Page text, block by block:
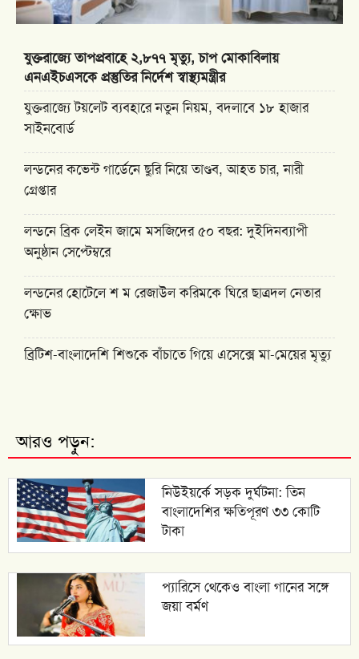
যুক্তরাজ্যে তাপপ্রবাহে ২,৮৭৭ মৃত্যু, চাপ মোকাবিলায়
এনএইচএসকে প্রস্তুতির নির্দেশ স্বাস্থ্যমন্ত্রীর
যুক্তরাজ্যে টয়লেট ব্যবহারে নতুন নিয়ম, বদলাবে ১৮ হাজার
সাইনবোর্ড
লন্ডনের কভেন্ট গার্ডেনে ছুরি নিয়ে তাণ্ডব, আহত চার, নারী
গ্রেপ্তার
লন্ডনে ব্রিক লেইন জামে মসজিদের ৫০ বছর: দুইদিনব্যাপী
অনুষ্ঠান সেপ্টেম্বরে
লন্ডনের হোটেলে শ ম রেজাউল করিমকে ঘিরে ছাত্রদল নেতার
ক্ষোভ
ব্রিটিশ-বাংলাদেশি শিশুকে বাঁচাতে গিয়ে এসেক্সে মা-মেয়ের মৃত্যু
আরও পড়ুন:
নিউইয়র্কে সড়ক দুর্ঘটনা: তিন
বাংলাদেশির ক্ষতিপূরণ ৩৩ কোটি
টাকা
প্যারিসে থেকেও বাংলা গানের সঙ্গে
জয়া বর্মণ